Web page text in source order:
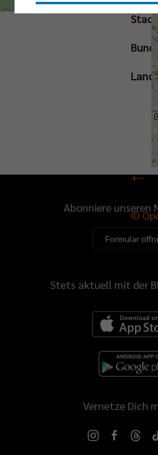
+−
©
Stadt
Land
Abonniere unseren
Formular
Stets aktuell mit der
Vernetze Dich
Nur essenzielle
|